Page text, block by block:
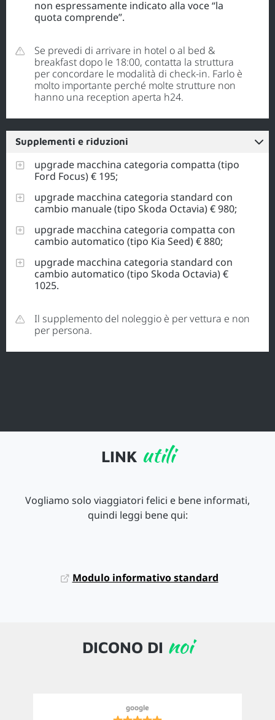
non espressamente indicato alla voce “la
quota comprende”.
Se prevedi di arrivare in hotel o al bed &
breakfast dopo le 18:00, contatta la struttura
per concordare le modalità di check-in. Farlo è
molto importante perché molte strutture non
hanno una reception aperta h24.
Supplementi e riduzioni
upgrade macchina categoria compatta (tipo
Ford Focus) € 195;
upgrade macchina categoria standard con
cambio manuale (tipo Skoda Octavia) € 980;
upgrade macchina categoria compatta con
cambio automatico (tipo Kia Seed) € 880;
upgrade macchina categoria standard con
cambio automatico (tipo Skoda Octavia) €
1025.
Il supplemento del noleggio è per vettura e non
per persona.
LINK utili
Vogliamo solo viaggiatori felici e bene informati,
quindi leggi bene qui:
Modulo informativo standard
DICONO DI noi
google